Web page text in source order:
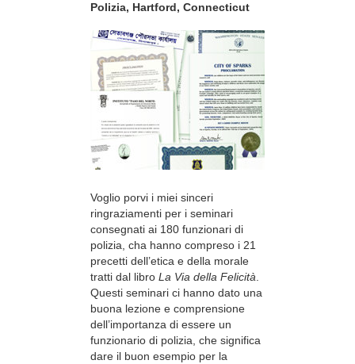
Polizia, Hartford, Connecticut
Voglio porvi i miei sinceri
ringraziamenti per i seminari
consegnati ai 180 funzionari di
polizia, cha hanno compreso i 21
precetti dell’etica e della morale
tratti dal libro La Via della Felicità.
Questi seminari ci hanno dato una
buona lezione e comprensione
dell’importanza di essere un
funzionario di polizia, che significa
dare il buon esempio per la